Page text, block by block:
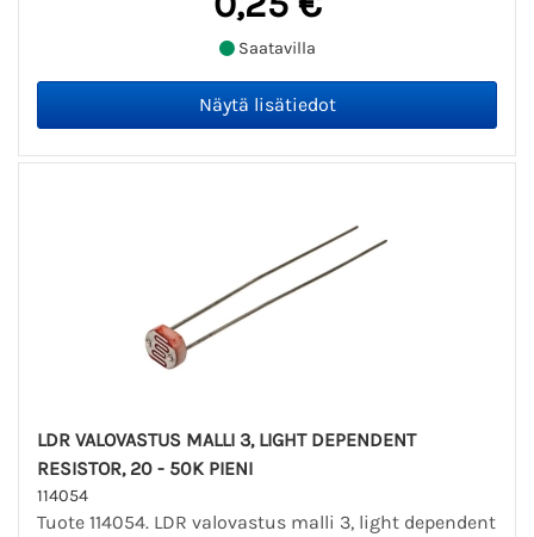
Saatavilla
LDR VALOVASTUS MALLI 3, LIGHT DEPENDENT
RESISTOR, 20 - 50K PIENI
114054
Tuote 114054. LDR valovastus malli 3, light dependent